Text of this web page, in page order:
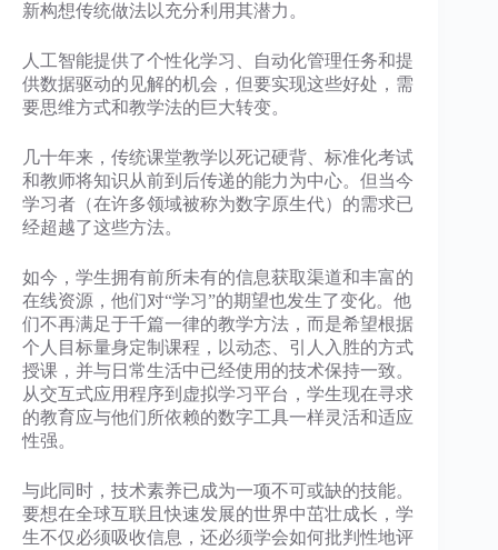
新构想传统做法以充分利用其潜力。
人工智能提供了个性化学习、自动化管理任务和提
供数据驱动的见解的机会，但要实现这些好处，需
要思维方式和教学法的巨大转变。
几十年来，传统课堂教学以死记硬背、标准化考试
和教师将知识从前到后传递的能力为中心。但当今
学习者（在许多领域被称为数字原生代）的需求已
经超越了这些方法。
如今，学生拥有前所未有的信息获取渠道和丰富的
在线资源，他们对“学习”的期望也发生了变化。他
们不再满足于千篇一律的教学方法，而是希望根据
个人目标量身定制课程，以动态、引人入胜的方式
授课，并与日常生活中已经使用的技术保持一致。
从交互式应用程序到虚拟学习平台，学生现在寻求
的教育应与他们所依赖的数字工具一样灵活和适应
性强。
与此同时，技术素养已成为一项不可或缺的技能。
要想在全球互联且快速发展的世界中茁壮成长，学
生不仅必须吸收信息，还必须学会如何批判性地评